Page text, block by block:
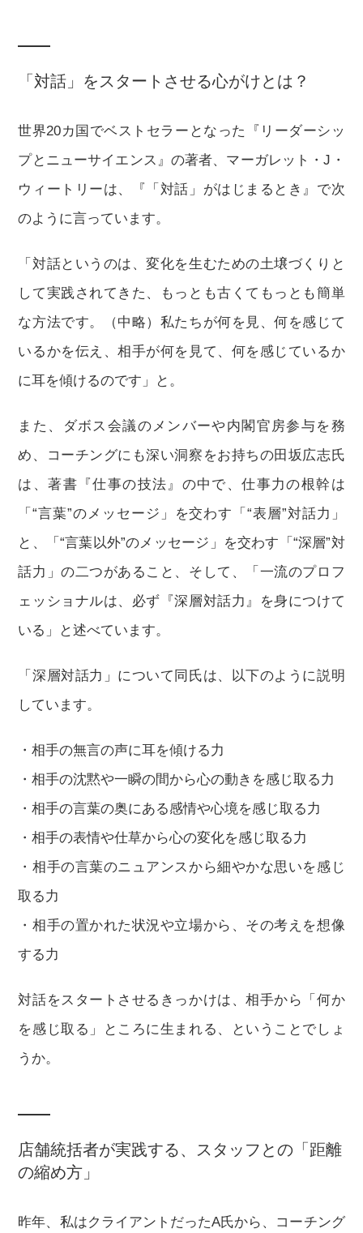
「対話」をスタートさせる心がけとは？
世界20カ国でベストセラーとなった『リーダーシッ
プとニューサイエンス』の著者、マーガレット・J・
ウィートリーは、『「対話」がはじまるとき』で次
のように言っています。
「対話というのは、変化を生むための土壌づくりと
して実践されてきた、もっとも古くてもっとも簡単
な方法です。（中略）私たちが何を見、何を感じて
いるかを伝え、相手が何を見て、何を感じているか
に耳を傾けるのです」と。
また、ダボス会議のメンバーや内閣官房参与を務
め、コーチングにも深い洞察をお持ちの田坂広志氏
は、著書『仕事の技法』の中で、仕事力の根幹は
「“言葉”のメッセージ」を交わす「“表層”対話力」
と、「“言葉以外”のメッセージ」を交わす「“深層”対
話力」の二つがあること、そして、「一流のプロフ
ェッショナルは、必ず『深層対話力』を身につけて
いる」と述べています。
「深層対話力」について同氏は、以下のように説明
しています。
・相手の無言の声に耳を傾ける力
・相手の沈黙や一瞬の間から心の動きを感じ取る力
・相手の言葉の奥にある感情や心境を感じ取る力
・相手の表情や仕草から心の変化を感じ取る力
・相手の言葉のニュアンスから細やかな思いを感じ
取る力
・相手の置かれた状況や立場から、その考えを想像
する力
対話をスタートさせるきっかけは、相手から「何か
を感じ取る」ところに生まれる、ということでしょ
うか。
店舗統括者が実践する、スタッフとの「距離
の縮め方」
昨年、私はクライアントだったA氏から、コーチング